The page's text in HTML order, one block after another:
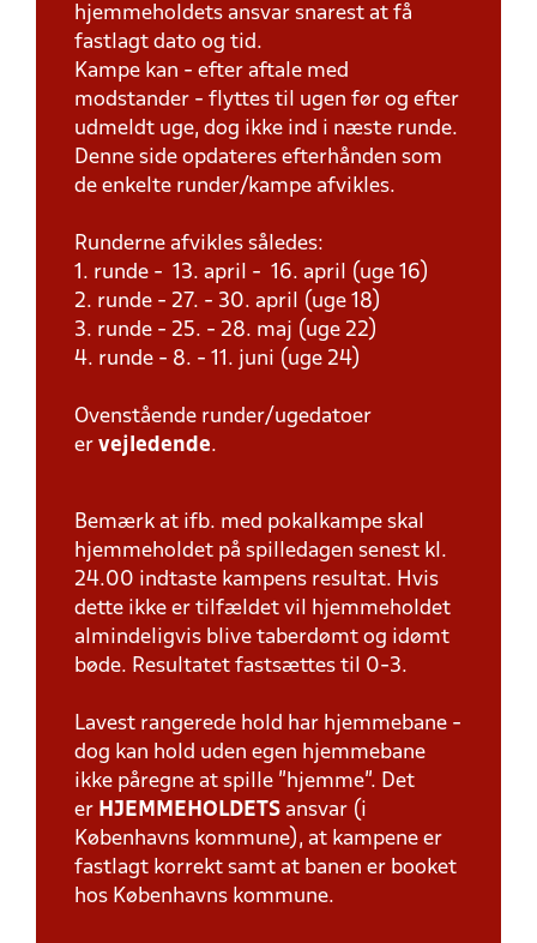
hjemmeholdets ansvar snarest at få
fastlagt dato og tid.
Kampe kan - efter aftale med
modstander - flyttes til ugen før og efter
udmeldt uge, dog ikke ind i næste runde.
Denne side opdateres efterhånden som
de enkelte runder/kampe afvikles.
Runderne afvikles således:
1. runde - 13. april - 16. april (uge 16)
2. runde - 27. - 30. april (uge 18)
3. runde - 25. - 28. maj (uge 22)
4. runde - 8. - 11. juni (uge 24)
Ovenstående runder/ugedatoer
er vejledende.
Bemærk at ifb. med pokalkampe skal
hjemmeholdet på spilledagen senest kl.
24.00 indtaste kampens resultat. Hvis
dette ikke er tilfældet vil hjemmeholdet
almindeligvis blive taberdømt og idømt
bøde. Resultatet fastsættes til 0-3.
Lavest rangerede hold har hjemmebane -
dog kan hold uden egen hjemmebane
ikke påregne at spille "hjemme". Det
er HJEMMEHOLDETS ansvar (i
Københavns kommune), at kampene er
fastlagt korrekt samt at banen er booket
hos Københavns kommune.